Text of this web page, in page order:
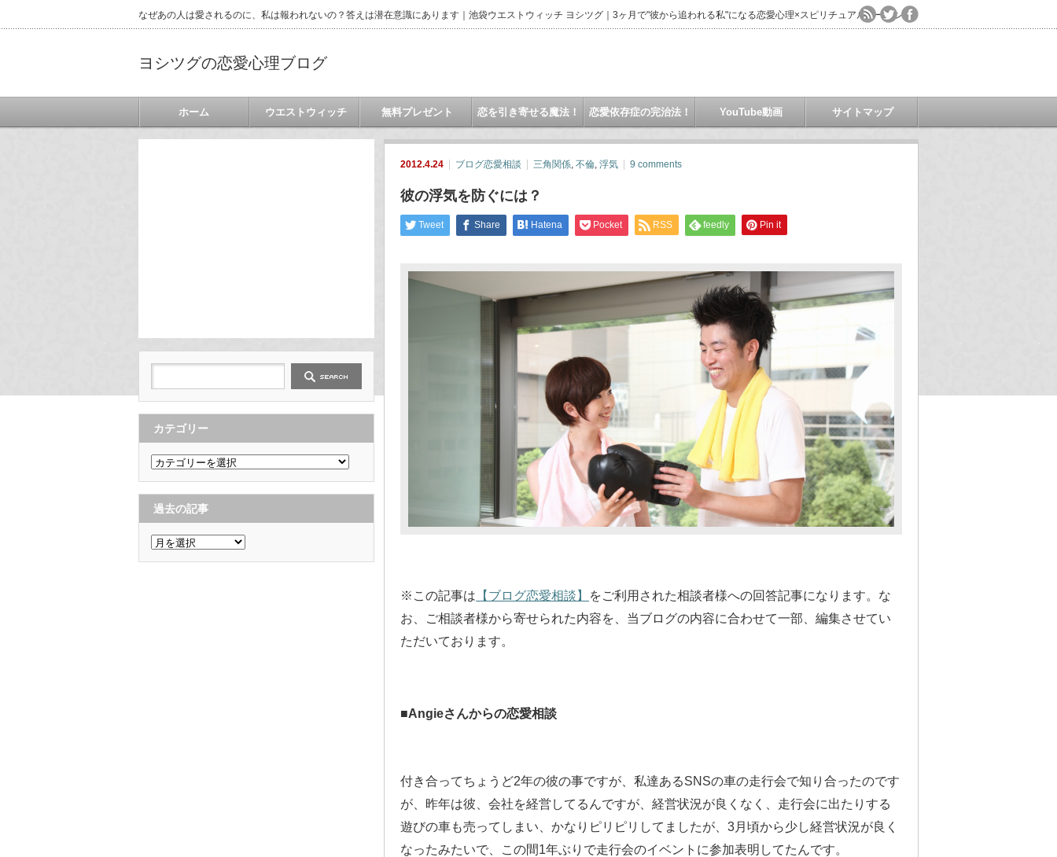
なぜあの人は愛されるのに、私は報われないの？答えは潜在意識にあります｜池袋ウエストウィッチ ヨシツグ｜3ヶ月で"彼から追われる私"になる恋愛心理×スピリチュアルコーチング
ヨシツグの恋愛心理ブログ
ホーム ウエストウィッチ 無料プレゼント 恋を引き寄せる魔法！ 恋愛依存症の完治法！ YouTube動画 サイトマップ
2012.4.24 ブログ恋愛相談 三角関係, 不倫, 浮気 9 comments
彼の浮気を防ぐには？
Tweet Share Hatena Pocket RSS feedly Pin it
※この記事は 【ブログ恋愛相談】
をご利用された相談者様への回答記事になります。な
お、ご相談者様から寄せられた内容を、当ブログの内容に合わせて一部、編集させてい
ただいております。
■Angieさんからの恋愛相談
付き合ってちょうど2年の彼の事ですが、私達あるSNSの車の走行会で知り合ったのです
が、昨年は彼、会社を経営してるんですが、経営状況が良くなく、走行会に出たりする
遊びの車も売ってしまい、かなりピリピリしてましたが、3月頃から少し経営状況が良く
なったみたいで、この間1年ぶりで走行会のイベントに参加表明してたんです。
カテゴリー
カ
テ
ゴ
リ
ー
過去の記事
過
去
の